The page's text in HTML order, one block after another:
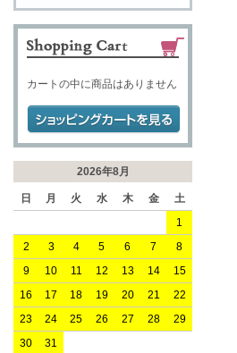
カートの中に商品はありません
2026年8月
日 月 火 水 木 金
土
1
2
3 4 5 6 7
8
9
10 11 12 13 14
15
16
17 18 19 20 21
22
23
24 25 26 27 28
29
30
31